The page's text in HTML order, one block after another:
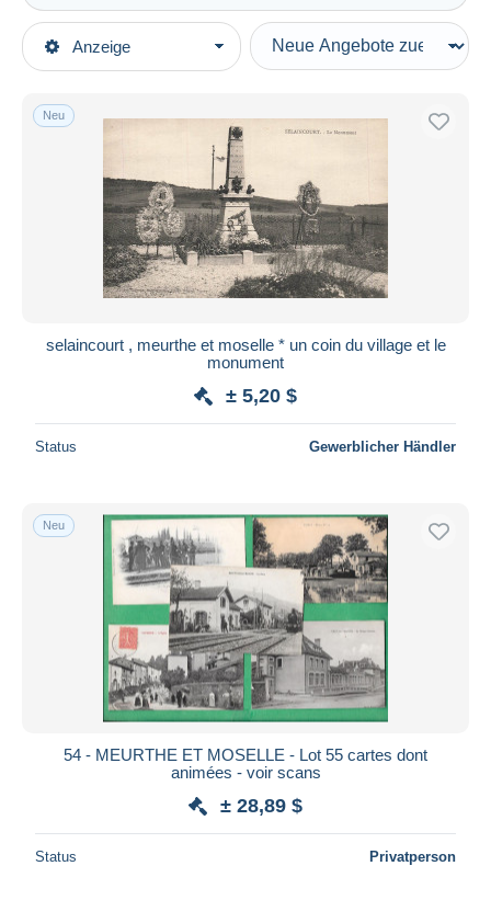
Anzeige
Hauptkategorien
Europa
[54] Meurthe et Moselle
Sonstige & Ohne Zuordnung
Art der Verkäufe
Laufende Angebote
Auktionen mit Geboten
Auktionen ohne Gebote
Auktionshäuser
Verkauft
Alle Laufzeiten
Preis
Kostenloser Versand
Zahlungsmethoden
PayPal
Banküberweisung
Visa
Mastercard
Bancontact
Maestro
Gesamte Auswahl aufheben
Wohnsitz des Verkäufers
Neu
selaincourt , meurthe et moselle * un coin du village et le
monument
± 5,20 $
Status Gewerblicher Händler
Neu
54 - MEURTHE ET MOSELLE - Lot 55 cartes dont
animées - voir scans
± 28,89 $
Status Privatperson